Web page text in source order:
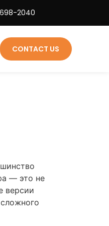
2040
CONTACT US
— это не
версии